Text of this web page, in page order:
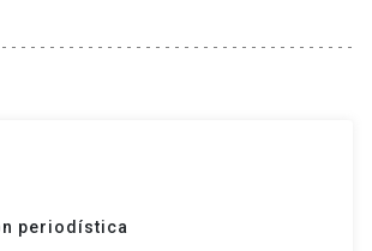
periodística